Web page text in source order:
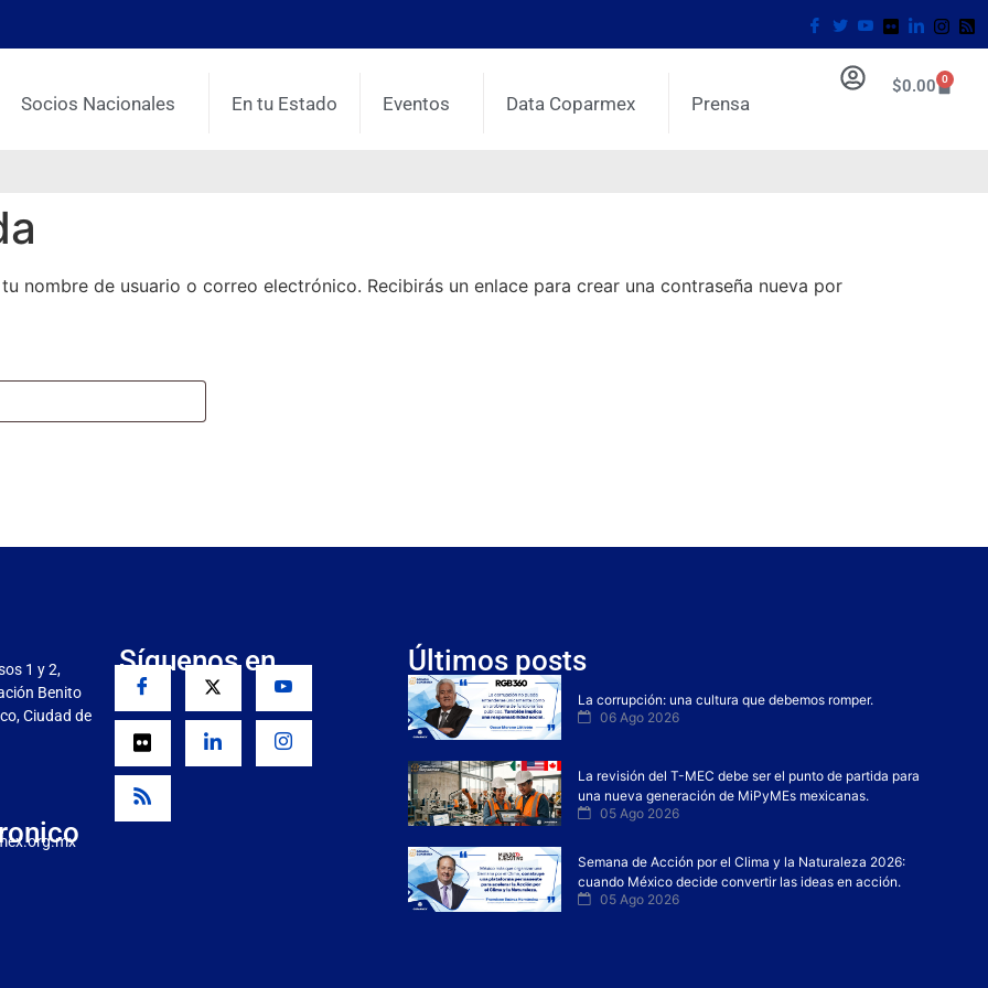
Socios Nacionales En tu Estado Eventos Data Coparmex Prensa
$0.00 0
nombre de usuario o correo electrónico. Recibirás un enlace para crear una contraseña nueva por
1 y 2,
Benito
Ciudad de
Síguenos en Últimos posts
La corrupción: una cultura que debemos romper.
06 Ago 2026
La revisión del T-MEC debe ser el punto de partida para
una nueva generación de MiPyMEs mexicanas.
05 Ago 2026
Semana de Acción por el Clima y la Naturaleza 2026:
cuando México decide convertir las ideas en acción.
05 Ago 2026